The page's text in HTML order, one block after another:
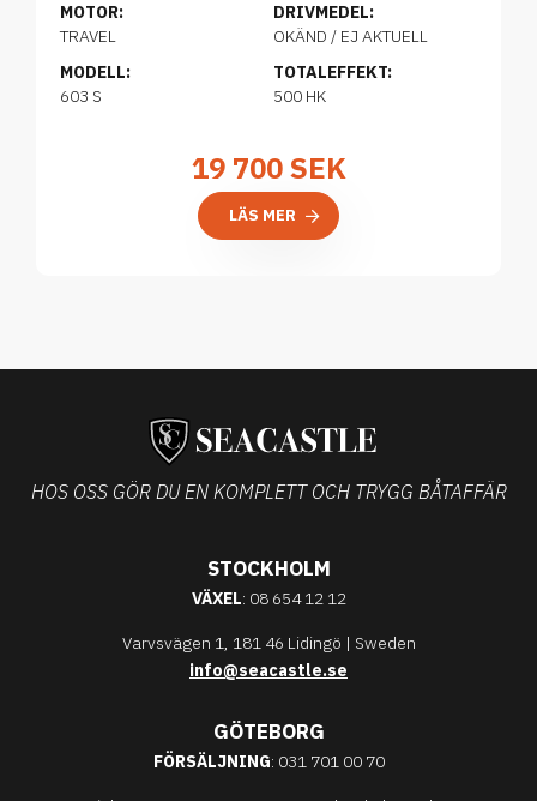
MOTOR:
TRAVEL
MODELL:
603 S
DRIVMEDEL:
OKÄND / EJ AKTUELL
TOTALEFFEKT:
500 HK
19 700SEK
LÄS MER
HOS OSS GÖR DU EN KOMPLETT OCH TRYGG BÅTAFFÄR
STOCKHOLM
VÄXEL: 08 654 12 12
Varvsvägen 1, 181 46 Lidingö | Sweden
info@seacastle.se
GÖTEBORG
FÖRSÄLJNING: 031 701 00 70